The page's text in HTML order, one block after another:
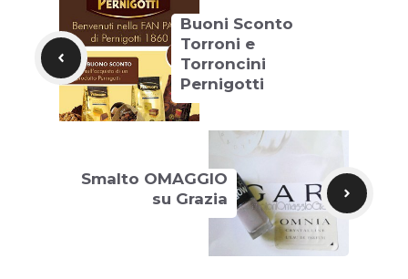
Buoni Sconto
Torroni e
Torroncini
Pernigotti
Smalto OMAGGIO
su Grazia